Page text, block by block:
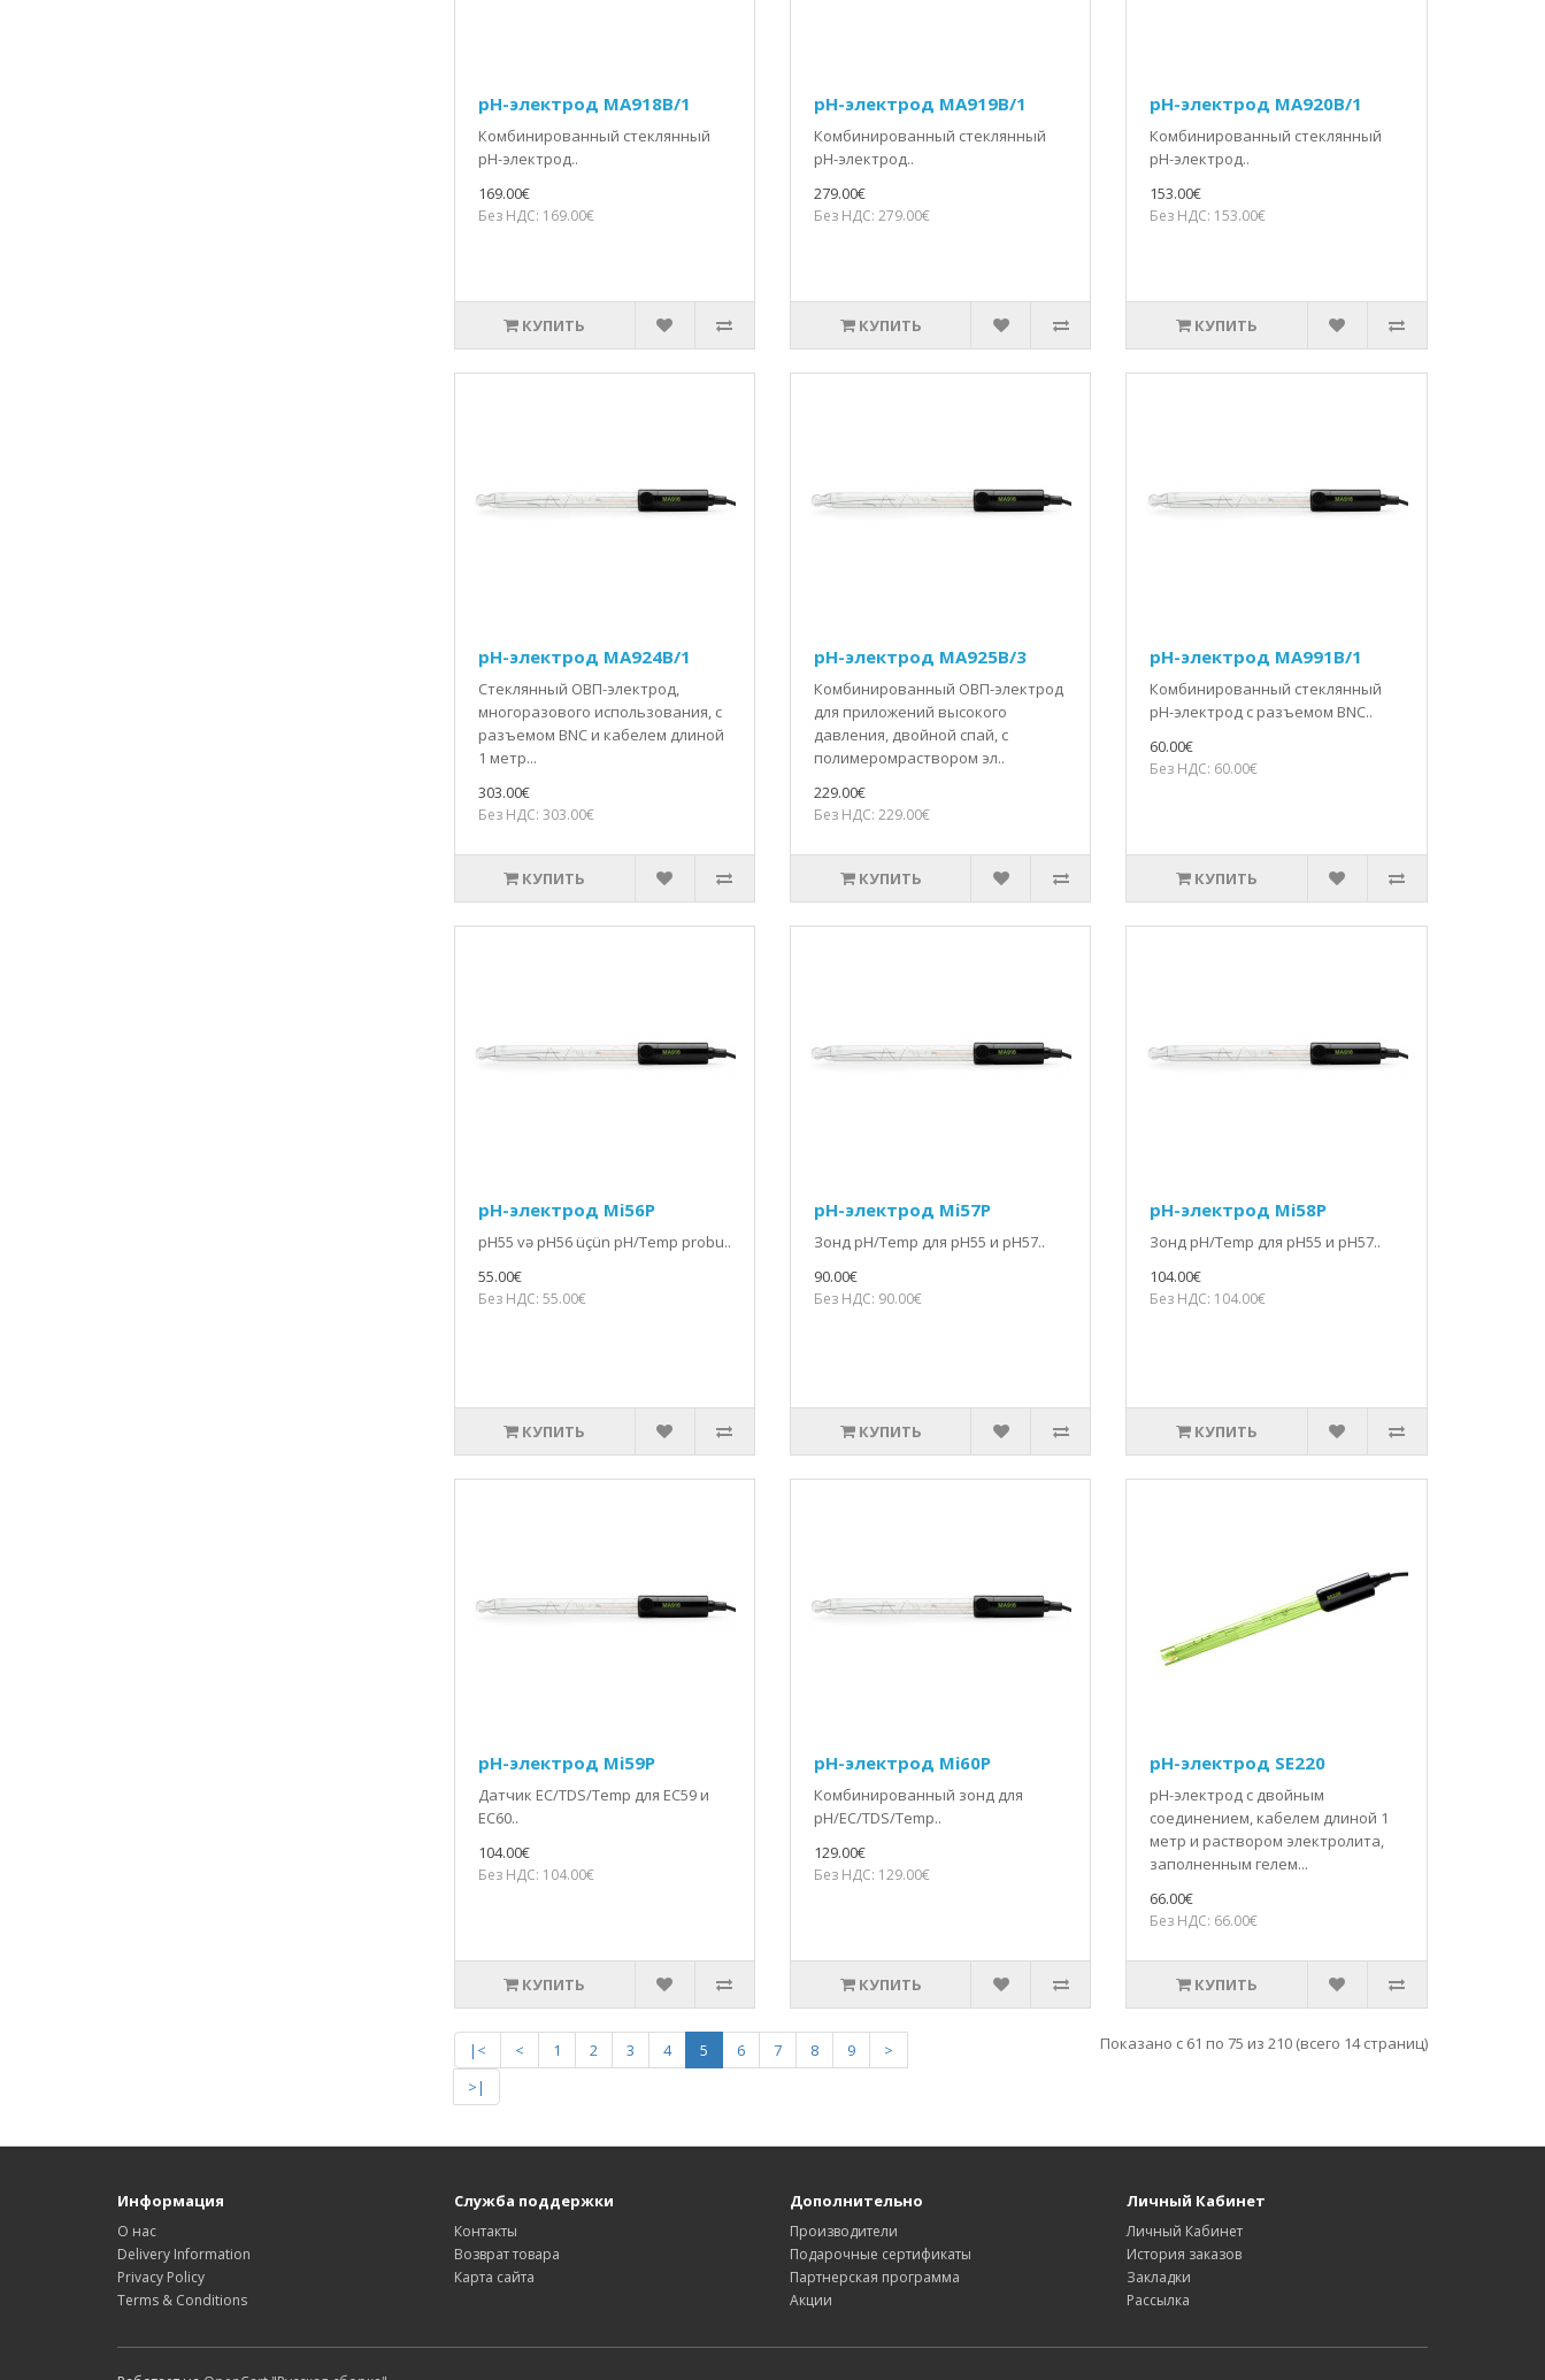
pH-электрод MA918B/1
Комбинированный стеклянный
pH-электрод..
169.00€
Без НДС: 169.00€
КУПИТЬ
pH-электрод MA919B/1
Комбинированный стеклянный
pH-электрод..
279.00€
Без НДС: 279.00€
КУПИТЬ
pH-электрод MA920B/1
Комбинированный стеклянный
pH-электрод..
153.00€
Без НДС: 153.00€
КУПИТЬ
pH-электрод MA924B/1
Стеклянный ОВП-электрод,
многоразового использования, с
разъемом BNC и кабелем длиной
1 метр...
303.00€
Без НДС: 303.00€
КУПИТЬ
pH-электрод MA925B/3
Комбинированный ОВП-электрод
для приложений высокого
давления, двойной спай, с
полимеромраствором эл..
229.00€
Без НДС: 229.00€
КУПИТЬ
pH-электрод MA991B/1
Комбинированный стеклянный
рН-электрод с разъемом BNC..
60.00€
Без НДС: 60.00€
КУПИТЬ
pH-электрод Mi56P
pH55 və pH56 üçün pH/Temp probu..
55.00€
Без НДС: 55.00€
КУПИТЬ
pH-электрод Mi57P
Зонд pH/Temp для pH55 и pH57..
90.00€
Без НДС: 90.00€
КУПИТЬ
pH-электрод Mi58P
Зонд pH/Temp для pH55 и pH57..
104.00€
Без НДС: 104.00€
КУПИТЬ
pH-электрод Mi59P
Датчик EC/TDS/Temp для EC59 и
EC60..
104.00€
Без НДС: 104.00€
КУПИТЬ
pH-электрод Mi60P
Комбинированный зонд для
pH/EC/TDS/Temp..
129.00€
Без НДС: 129.00€
КУПИТЬ
pH-электрод SE220
pH-электрод с двойным
соединением, кабелем длиной 1
метр и раствором электролита,
заполненным гелем...
66.00€
Без НДС: 66.00€
КУПИТЬ
|< < 1 2 3 4 5 6 7 8 9
>
>|
Показано с 61 по 75 из 210 (всего 14 страниц)
Информация
О нас
Delivery Information
Privacy Policy
Terms & Conditions
Служба поддержки
Контакты
Возврат товара
Карта сайта
Дополнительно
Производители
Подарочные сертификаты
Партнерская программа
Акции
Личный Кабинет
Личный Кабинет
История заказов
Закладки
Рассылка